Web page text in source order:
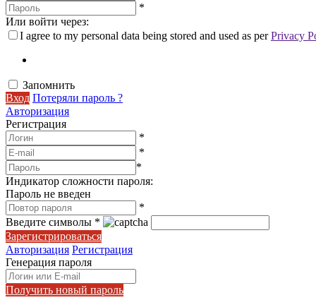
*
Или войти через:
I agree to my personal data being stored and used as perPrivacy
Запомнить
Вход Потеряли пароль ?
Авторизация
Регистрация
*
*
*
Индикатор сложности пароля:
Пароль не введен
*
Введите символы *
Зарегистрироваться
Авторизация Регистрация
Генерация пароля
Получить новый пароль